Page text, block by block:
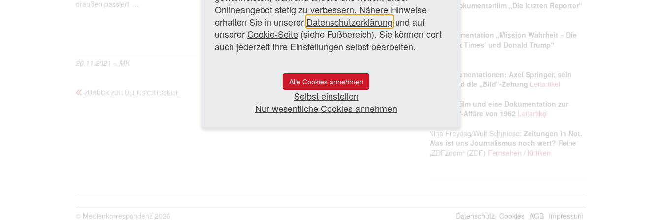
draußen passiert ...
Ganzen Artikel lesen
20.11.2021 – MK
ZURÜCK ZUR ÜBERSICHTSSEITE
seinen Dokumentarfilm „Die letzten Reporter“
Zur Dokumentation „Mission Wahrheit – Die
‘New York Times’ und Donald Trump“
Drei Dokumentationen: Axel Springer, sein
Verlag und die „Bild“‑Zeitung Leitartikel
Ein Spielfilm und eine Dokumentation zur
„Spiegel“‑Affäre von 1962 Leitartikel
Nina Freydag/Wulf Schmiese:Zeitungen in Not.
Was ist uns Journalismus noch wert? Reihe
„ZDFzoom“ (ZDF) Fernsehen/ Kritiken
© Medienkorrespondenz 2026 Datenschutz Cookies AGB Impressum
Onlineangebot stetig zu verbessern. Nähere Hinweise
erhalten Sie in unserer Datenschutzerklärung und auf
unserer Cookie-Seite (siehe Fußbereich). Sie können dort
auch jederzeit Ihre Einstellungen selbst bearbeiten.
Alle Cookies annehmen
Selbst einstellen
Nur wesentliche Cookies annehmen